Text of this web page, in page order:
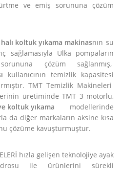
ve emiş sorununa çözüm
halı koltuk yıkama makinasnın su
sağlamasıyla Ulka pompaların
çözüm sağlanmış,
kullanıcının temizlik kapasitesi
TMT Temizlik Makineleri
üretiminde TMT 3 motorlu,
koltuk yıkama modellerinde
da diğer markaların aksine kısa
çözüme kavuşturmuştur.
hızla gelişen teknolojiye ayak
ile ürünlerini sürekli